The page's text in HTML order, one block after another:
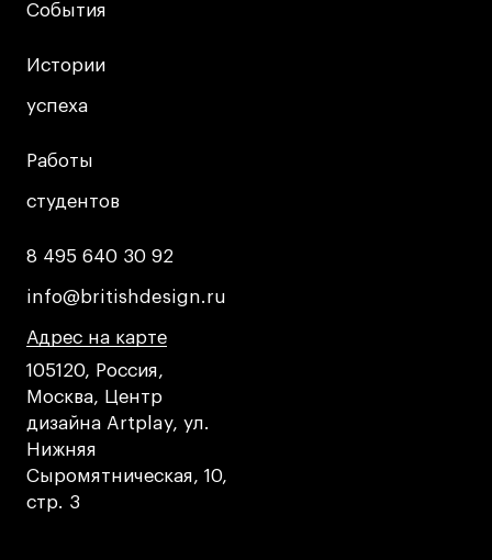
Публичная оферта
Кредит на образование с господдержкой
Лицензия на осуществление образовательной
Университет»
События
События
Истории
успеха
Истории
успеха
Работы
студентов
Работы
студентов
8 495 640 30 92
8 495 640 30 92
info@britishdesign.ru
info@britishdesign.ru
Адрес на карте
Адрес на карте
Адрес на карте
105120, Россия,
Москва, Центр
дизайна Artplay, ул.
Нижняя
Сыромятническая, 10,
стр. 3